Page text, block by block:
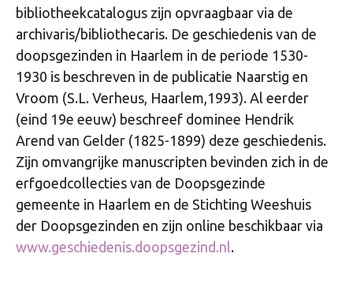
bibliotheekcatalogus zijn opvraagbaar via de
archivaris/bibliothecaris. De geschiedenis van de
doopsgezinden in Haarlem in de periode 1530-
1930 is beschreven in de publicatie Naarstig en
Vroom (S.L. Verheus, Haarlem,1993). Al eerder
(eind 19e eeuw) beschreef dominee Hendrik
Arend van Gelder (1825-1899) deze geschiedenis.
Zijn omvangrijke manuscripten bevinden zich in de
erfgoedcollecties van de Doopsgezinde
gemeente in Haarlem en de Stichting Weeshuis
der Doopsgezinden en zijn online beschikbaar via
www.geschiedenis.doopsgezind.nl.